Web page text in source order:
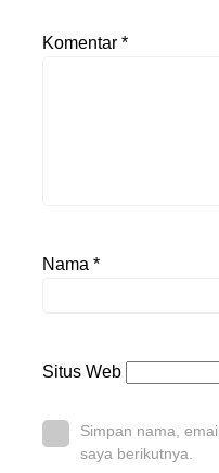
Komentar *
Nama *
Situs Web
Simpan nama,
saya berikutnya.